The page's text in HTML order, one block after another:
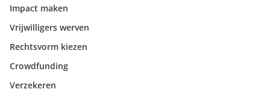
Impact maken
Vrijwilligers werven
Rechtsvorm kiezen
Crowdfunding
Verzekeren